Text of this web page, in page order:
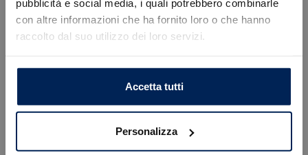
pubblicità e social media, i quali potrebbero combinarle
con altre informazioni che ha fornito loro o che hanno
raccolto dal suo utilizzo dei loro servizi.
Accetta tutti
Personalizza
cross 1.0 firefly hybrid s&s 65cv
Nuovo
Ibrida benzina
Caricamento veicoli non riuscito